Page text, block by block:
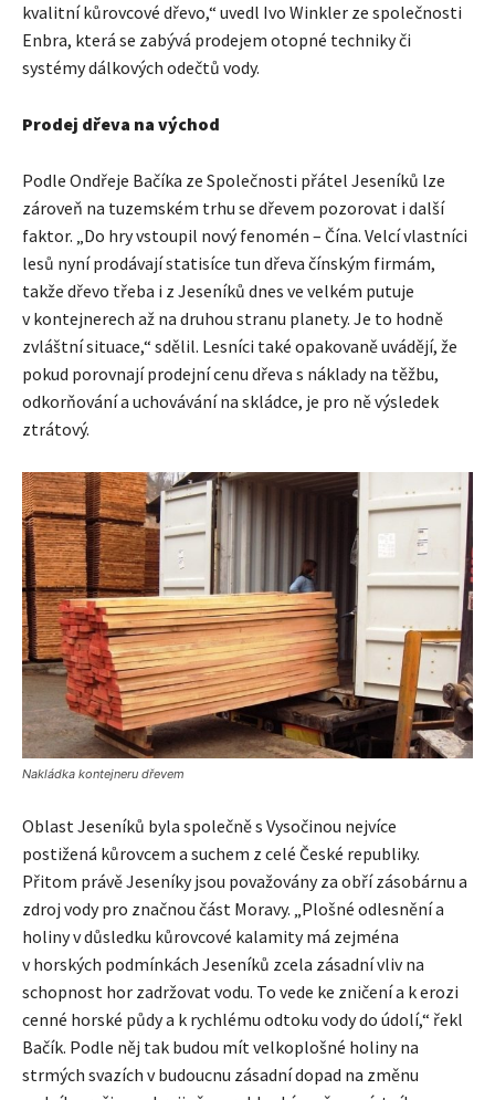
kvalitní kůrovcové dřevo,“ uvedl Ivo Winkler ze společnosti
Enbra, která se zabývá prodejem otopné techniky či
systémy dálkových odečtů vody.
Prodej dřeva na východ
Podle Ondřeje Bačíka ze Společnosti přátel Jeseníků lze
zároveň na tuzemském trhu se dřevem pozorovat i další
faktor. „Do hry vstoupil nový fenomén – Čína. Velcí vlastníci
lesů nyní prodávají statisíce tun dřeva čínským firmám,
takže dřevo třeba i z Jeseníků dnes ve velkém putuje
v kontejnerech až na druhou stranu planety. Je to hodně
zvláštní situace,“ sdělil. Lesníci také opakovaně uvádějí, že
pokud porovnají prodejní cenu dřeva s náklady na těžbu,
odkorňování a uchovávání na skládce, je pro ně výsledek
ztrátový.
Nakládka kontejneru dřevem
Oblast Jeseníků byla společně s Vysočinou nejvíce
postižená kůrovcem a suchem z celé České republiky.
Přitom právě Jeseníky jsou považovány za obří zásobárnu a
zdroj vody pro značnou část Moravy. „Plošné odlesnění a
holiny v důsledku kůrovcové kalamity má zejména
v horských podmínkách Jeseníků zcela zásadní vliv na
schopnost hor zadržovat vodu. To vede ke zničení a k erozi
cenné horské půdy a k rychlému odtoku vody do údolí,“ řekl
Bačík. Podle něj tak budou mít velkoplošné holiny na
strmých svazích v budoucnu zásadní dopad na změnu